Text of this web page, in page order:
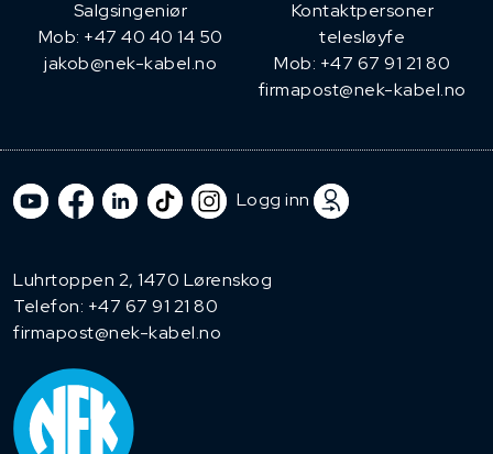
​Salgsingeniør
Mob: +47 40 40 14 50
jakob@nek-kabel.no
Kontaktpersoner
telesløyfe
Mob: +47 67 91 21 80
firmapost@nek-kabel.no
Logg inn
Luhrtoppen 2, 1470 Lørenskog
Telefon: +47 67 91 21 80
firmapost@nek-kabel.no